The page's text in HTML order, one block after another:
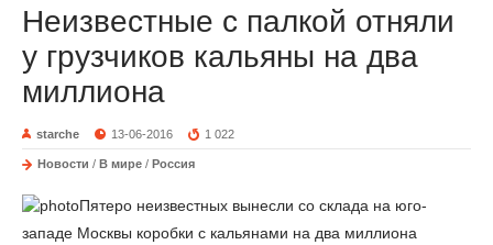
Неизвестные с палкой отняли
у грузчиков кальяны на два
миллиона
starche 13-06-2016 1 022
Новости / В мире / Россия
Пятеро неизвестных вынесли со склада на юго-
западе Москвы коробки с кальянами на два миллиона